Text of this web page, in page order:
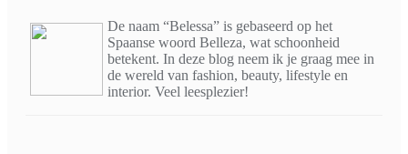
De naam “Belessa” is gebaseerd op het
Spaanse woord Belleza, wat schoonheid
betekent. In deze blog neem ik je graag mee in
de wereld van fashion, beauty, lifestyle en
interior. Veel leesplezier!